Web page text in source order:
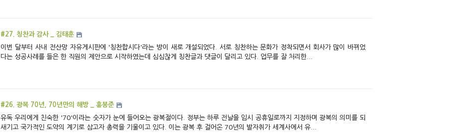
#27. 칭찬과 감사 _ 김태훈
이번 달부터 사내 전산망 자유게시판에 '칭찬합시다'라는 방이 새로 개설되었다. 서로 칭찬하는 문화가 정착되면서 회사가 많이 바뀌었
다는 성공사례를 들은 한 직원의 제안으로 시작하였는데 심심찮게 칭찬글과 댓글이 달리고 있다. 업무를 잘 처리한...
#26. 광복 70년, 70년만의 해방 _ 홍봉준
유독 우리에게 친숙한 '70'이라는 숫자가 눈에 들어오는 광복절이다. 정부는 하루 전날을 임시 공휴일로까지 지정하며 광복의 의미를 되
새기고 국가적인 도약의 계기로 삼고자 총력을 기울이고 있다. 이는 광복 후 걸어온 70년의 발자취가 세계사에서 유...